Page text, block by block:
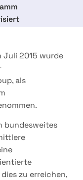
Juli 2015 wurde
als
bundesweites
zu erreichen,